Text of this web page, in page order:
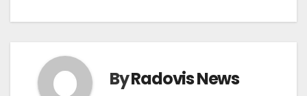
ByRadovis News